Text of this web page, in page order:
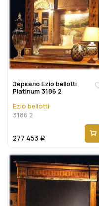
Зеркало Ezio bellotti
Platinum 3186 2
Ezio bellotti
3186 2
277 453 Р